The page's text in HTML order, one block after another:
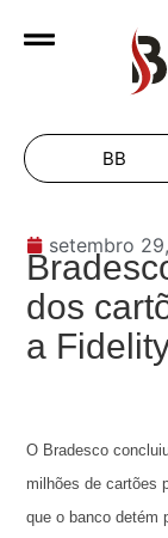
BB
setembro
dos
a
O Bradesco
milhões de cartões
que o banco detém